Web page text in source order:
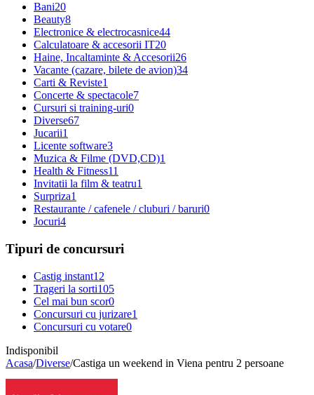
Bani20
Beauty8
Electronice & electrocasnice44
Calculatoare & accesorii IT20
Haine, Incaltaminte & Accesorii26
Vacante (cazare, bilete de avion)34
Carti & Reviste1
Concerte & spectacole7
Cursuri si training-uri0
Diverse67
Jucarii1
Licente software3
Muzica & Filme (DVD,CD)1
Health & Fitness11
Invitatii la film & teatru1
Surpriza1
Restaurante / cafenele / cluburi / baruri0
Jocuri4
Tipuri de concursuri
Castig instant12
Trageri la sorti105
Cel mai bun scor0
Concursuri cu jurizare1
Concursuri cu votare0
Indisponibil
Acasa/Diverse/Castiga un weekend in Viena pentru 2 persoane